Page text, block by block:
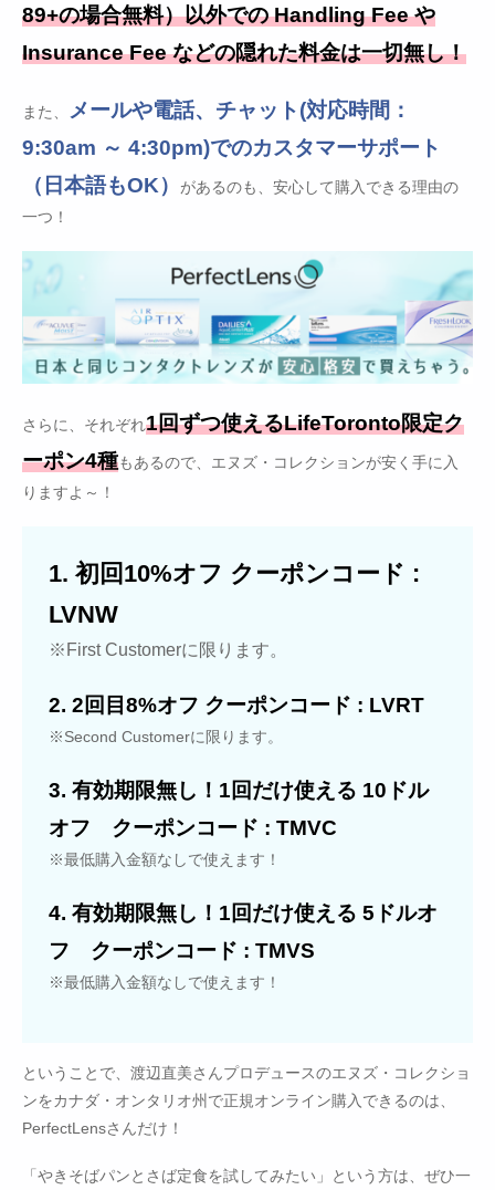
89+の場合無料）以外での Handling Fee や
Insurance Fee などの隠れた料金は一切無し！
また、
メールや電話、チャット(対応時間：
9:30am ～ 4:30pm)でのカスタマーサポート
（日本語もOK）
があるのも、安心して購入できる理由の
一つ！
さらに、それぞれ1回ずつ使えるLifeToronto限定ク
ーポン4種もあるので、エヌズ・コレクションが安く手に入
りますよ～！
1. 初回10%オフ クーポンコード :
LVNW
※First Customerに限ります。
2. 2回目8%オフ クーポンコード : LVRT
※Second Customerに限ります。
3. 有効期限無し！1回だけ使える 10ドル
オフ クーポンコード : TMVC
※最低購入金額なしで使えます！
4. 有効期限無し！1回だけ使える 5ドルオ
フ クーポンコード : TMVS
※最低購入金額なしで使えます！
ということで、渡辺直美さんプロデュースのエヌズ・コレクショ
ンをカナダ・オンタリオ州で正規オンライン購入できるのは、
PerfectLensさんだけ！
「やきそばパンとさば定食を試してみたい」という方は、ぜひ一